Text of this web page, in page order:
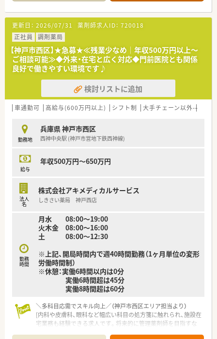
■兵庫県神戸市西区に新規開設される店舗であり、居宅および施
設の在宅業務を専門的に応需する予定です。
■最寄り駅からはバスでの通勤となりますが、車通勤も可能であ
るためご自身のライフスタイルに合わせられます。
■マイカー通勤が可能となっているため、公共交通機関の混雑を
避けてご自身のペースで快適に通勤していただけます。
【法人特徴について】
■2010年に兵庫県で開局して以来、最大よりも最良の薬局であ
ることをモットーに地域医療へ貢献しています。
■経営トップ自身が薬剤師であるため、現場の意見や感覚を大切
にした風通しの良い経営が行われています。
されるかかりつけ薬局を目指して活動中です。
【求人情報について】
て祝日も別途お休みとなる魅力的な求人です。
■ご経験やスキルをしっかりと考慮した上で、年収500万円から
■住宅補助などの手当も充実しており、腰を据えて長期的にキャ
リアを築いていきたい方にもおすすめできます。
更新日： 2026/07/31 薬剤師求人ID： 720018
正社員
調剤薬局
【神戸市西区】★急募★≪残業少なめ│年収500万円以上～
ご相談可能≫◆外来・在宅と広く対応◆門前医院とも関係
良好で働きやすい環境です♪
検討リストに追加
車通勤可 高給与(600万円以上) シフト制 大手チェーン以外
勤務地
兵庫県 神戸市西区
西神中央駅 (神戸市営地下鉄西神線)
給与
年収500万円～650万円
法人
名
株式会社アキメディカルサービス
しきさい薬局 神戸西店
勤務
時間
月水 08:00～19:00
火木金 08:00～16:00
土 08:00～12:30
※上記、開局時間内で週40時間勤務（1ヶ月単位の変形
労働時間制）
※休憩：実働6時間以内は0分
実働6時間超は45分
実働8時間超は60分
＼多科目応需でスキル向上／（神戸市西区エリア担当より）
[内科や皮膚科、眼科など幅広い科目の処方箋に触れられ、施設在
宅業務も経験できる求人です。将来的に管理薬剤師を目指すな